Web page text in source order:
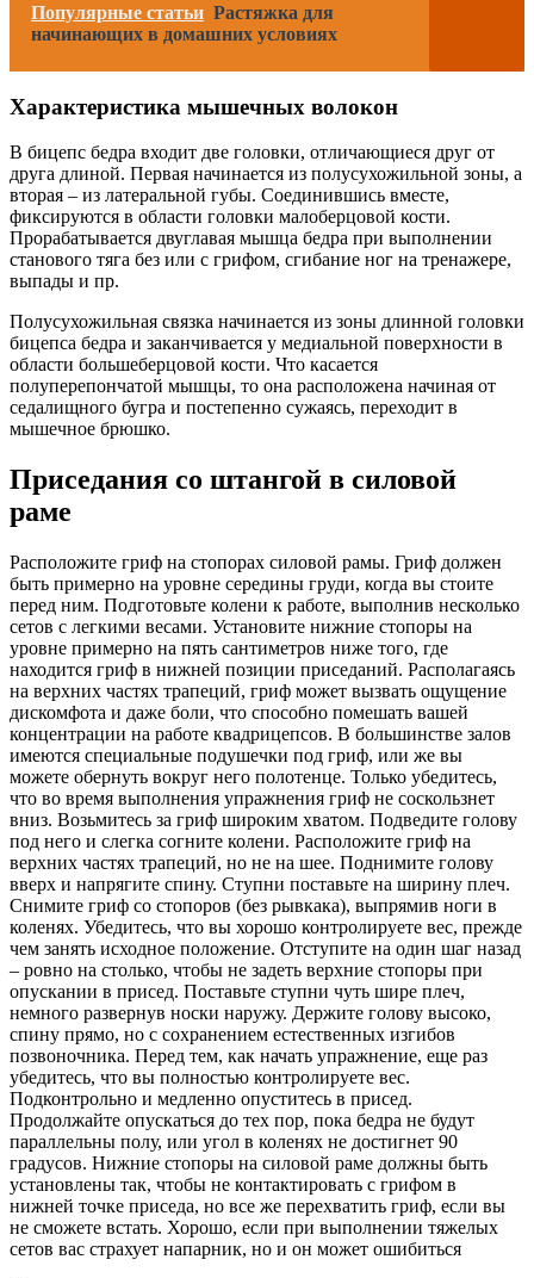
Популярные статьи Растяжка для
начинающих в домашних условиях
Характеристика мышечных волокон
В бицепс бедра входит две головки, отличающиеся друг от
друга длиной. Первая начинается из полусухожильной зоны, а
вторая – из латеральной губы. Соединившись вместе,
фиксируются в области головки малоберцовой кости.
Прорабатывается двуглавая мышца бедра при выполнении
станового тяга без или с грифом, сгибание ног на тренажере,
выпады и пр.
Полусухожильная связка начинается из зоны длинной головки
бицепса бедра и заканчивается у медиальной поверхности в
области большеберцовой кости. Что касается
полуперепончатой мышцы, то она расположена начиная от
седалищного бугра и постепенно сужаясь, переходит в
мышечное брюшко.
Приседания со штангой в силовой
раме
Расположите гриф на стопоpax силовой рамы. Гриф должен
быть примерно на уровне середины груди, когда вы стоите
перед ним. Подготовьте колени к работе, выполнив несколько
сетов с легкими весами. Установите нижние стопоры на
уровне примерно на пять сантиметров ниже того, где
находится гриф в нижней позиции приседаний. Располагаясь
на верхних частях трапеций, гриф может вызвать ощущение
дискомфота и даже боли, что способно помешать вашей
концентрации на работе квадрицепсов. В большинстве залов
имеются специальные подушечки под гриф, или же вы
можете обернуть вокруг него полотенце. Только убедитесь,
что во время выполнения упражнения гриф не соскользнет
вниз. Возьмитесь за гриф широким хватом. Подведите голову
под него и слегка согните колени. Расположите гриф на
верхних частях трапеций, но не на шее. Поднимите голову
вверх и напрягите спину. Ступни поставьте на ширину плеч.
Снимите гриф со стопоров (без рывкака), выпрямив ноги в
коленях. Убедитесь, что вы хорошо контролируете вес, прежде
чем занять исходное положение. Отступите на один шаг назад
– ровно на столько, чтобы не задеть верхние стопоры при
опускании в присед. Поставьте ступни чуть шире плеч,
немного развернув носки наружу. Держите голову высоко,
спину прямо, но с сохранением естественных изгибов
позвоночника. Перед тем, как начать упражнение, еще раз
убедитесь, что вы полностью контролируете вес.
Подконтрольно и медленно опуститесь в присед.
Продолжайте опускаться до тех пор, пока бедра не будут
параллельны полу, или угол в коленях не достигнет 90
градусов. Нижние стопоры на силовой раме должны быть
установлены так, чтобы не контактировать с грифом в
нижней точке приседа, но все же перехватить гриф, если вы
не сможете встать. Хорошо, если при выполнении тяжелых
сетов вас страхует напарник, но и он может ошибиться